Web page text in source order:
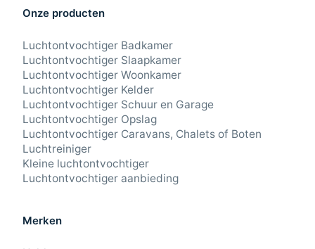
Onze producten
Luchtontvochtiger Badkamer
Luchtontvochtiger Slaapkamer
Luchtontvochtiger Woonkamer
Luchtontvochtiger Kelder
Luchtontvochtiger Schuur en Garage
Luchtontvochtiger Opslag
Luchtontvochtiger Caravans, Chalets of Boten
Luchtreiniger
Kleine luchtontvochtiger
Luchtontvochtiger aanbieding
Merken